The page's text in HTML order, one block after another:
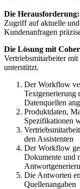
Die Herausforderung:
Zugriff auf aktuelle
Kundenanfragen
Die Lösung mit
Vertriebsmitarbeiter
unterstützt.
Der Workflow
Textgenerierung
Datenquellen
Produktdaten,
Spezifikationen
den Assistenten
Der Workflow
Dokumente und
Die Antworten
Quellenangaben